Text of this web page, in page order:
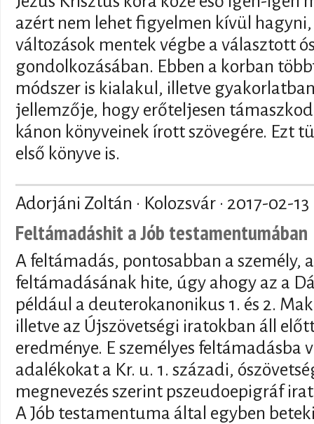
azért nem lehet figyelmen kívül
változások mentek végbe a választott
gondolkozásában. Ebben a korban
módszer is kialakul, illetve
jellemzője, hogy erőteljesen
kánon könyveinek írott szövegére. Ezt
első könyve is.
Adorjáni Zoltán · Kolozsvár · 2017-02-13
Feltámadáshit a Jób testamentumában
A feltámadás, pontosabban a személy,
feltámadásának hite, úgy ahogy az a
például a deuterokanonikus 1. és 2.
illetve az Újszövetségi iratokban áll
eredménye. E személyes
adalékokat a Kr. u. 1. századi,
megnevezés szerint pszeudoepigráf
A Jób testamentuma által egyben